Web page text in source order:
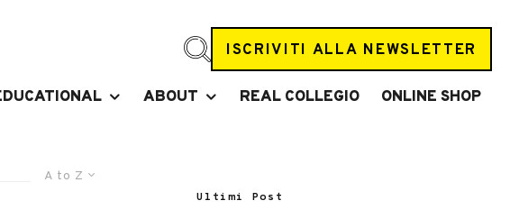
ISCRIVITI ALLA NEWSLETTER
ABOUT REAL COLLEGIO ONLINE SHOP
A to Z
Ultimi Post